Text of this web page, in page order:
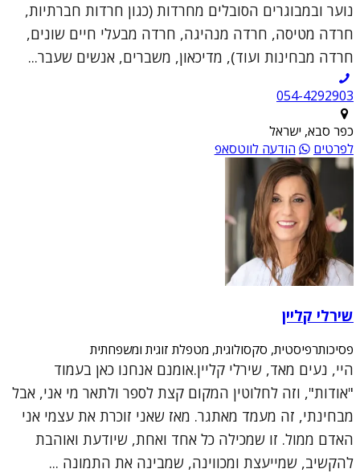
נוער ובמבוגרים הסובלים מחרדות (כגון חרדות חברתיות,
חרדה מטיסה, חרדה מנהיגה, חרדה מבעלי חיים שונים,
חרדה מבחינות ועוד), מדיכאון, משברים, אנשים שעבר...
054-4292903
כפר סבא, ישראל
לפרטים
הודעה לווטסאפ
שירלי קליין
פסיכותרפיסטית, סקסולוגית, מטפלת זוגית ומשפחתית
היי, נעים מאד, שירלי קליין.אומנם אנחנו כאן בעמוד
"אודות", וזה לחלוטין המקום קצת לספר ולתאר מי אני, אבל
מבחינתי, זה מעמד מאתגר. מאז שאני זוכרת את עצמי אני
האדם ממול. זו שמכילה כל אחד ואחת, שיודעת ואוהבת
להקשיב, שמייעצת ומכווינה, שמבינה את התמונה ...